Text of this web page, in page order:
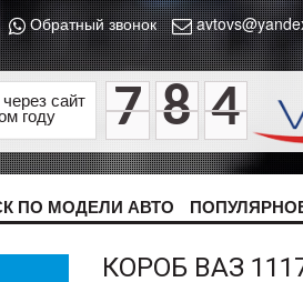
Обратный звонок
сайт
году 7 8 4
ПО МОДЕЛИ АВТО
КОРОБ ВАЗ